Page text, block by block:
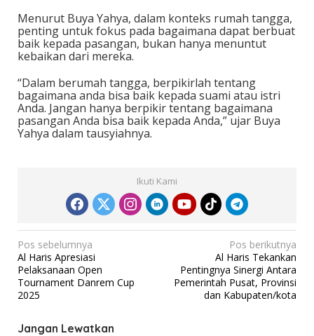
Menurut Buya Yahya, dalam konteks rumah tangga,
penting untuk fokus pada bagaimana dapat berbuat
baik kepada pasangan, bukan hanya menuntut
kebaikan dari mereka.
“Dalam berumah tangga, berpikirlah tentang
bagaimana anda bisa baik kepada suami atau istri
Anda. Jangan hanya berpikir tentang bagaimana
pasangan Anda bisa baik kepada Anda,” ujar Buya
Yahya dalam tausyiahnya.
Ikuti Kami
N
a
v
i
g
Pos sebelumnya
Al Haris Apresiasi
Pelaksanaan Open
Tournament Danrem Cup
2025
Pos berikutnya
Al Haris Tekankan
Pentingnya Sinergi Antara
Pemerintah Pusat, Provinsi
dan Kabupaten/kota
Jangan Lewatkan